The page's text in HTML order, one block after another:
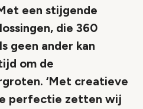
een stijgende
die 360
geen ander kan
om de
‘Met creatieve
perfectie zetten wij